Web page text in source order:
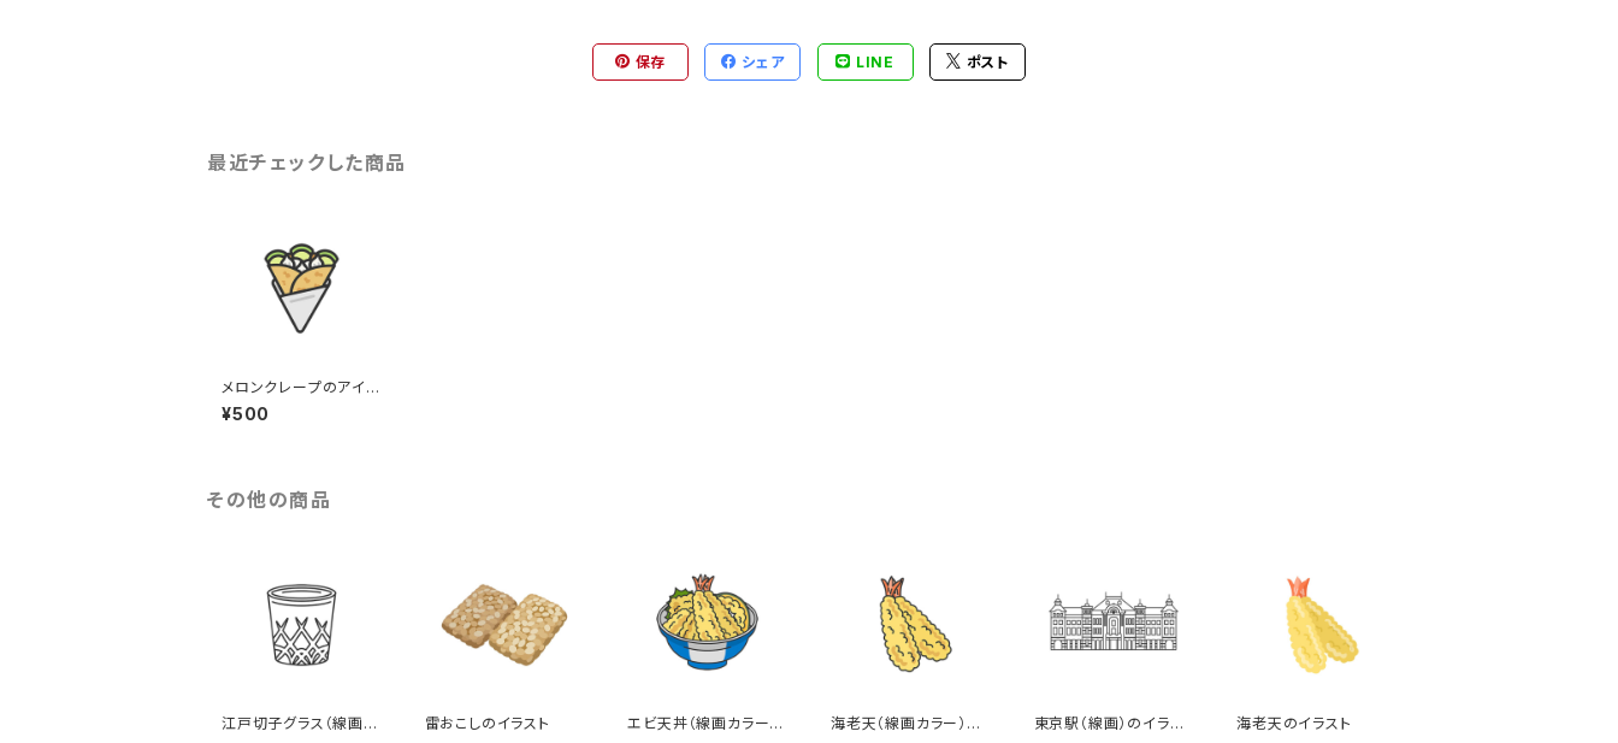
保存 シェア LINE ポスト
最近チェックした商品
メロンクレープのアイコ
ン（線画カラー）のイラ
スト
¥500
その他の商品
江戸切子グラス（線画）
雷おこしのイラスト
エビ天丼（線画カラー）
海老天（線画カラー）の
東京駅（線画）のイラス
海老天のイラスト